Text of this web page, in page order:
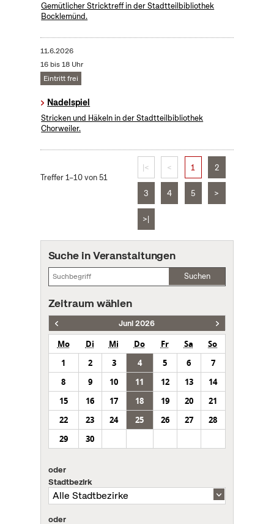
Gemütlicher Stricktreff in der Stadtteilbibliothek
Bocklemünd.
11.6.2026
16 bis 18 Uhr
Eintritt frei
Nadelspiel
Stricken und Häkeln in der Stadtteilbibliothek
Chorweiler.
Treffer 1–10 von 51
|< < 1 2
3 4 5 >
>|
Suche in Veranstaltungen
Suchen
Zeitraum wählen
Juni 2026
Mo Di Mi Do Fr Sa
So
1
2 3 4 5 6
7
8
9 10 11 12 13
14
15
16 17 18 19 20
21
22
23 24 25 26 27
28
29
30
oder
Stadtbezirk
oder